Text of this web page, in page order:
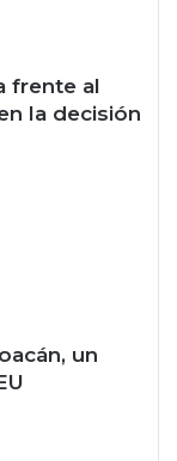
frente al
la decisión
un